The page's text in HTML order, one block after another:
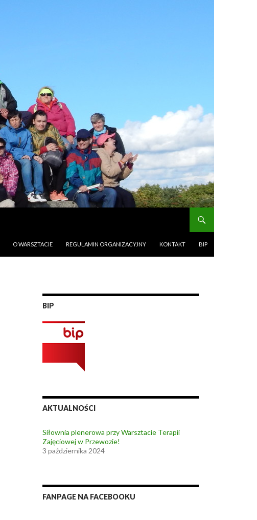
O WARSZTACIE REGULAMIN ORGANIZACYJNY KONTAKT BIP
BIP
AKTUALNOŚCI
Siłownia plenerowa przy Warsztacie Terapii
Zajęciowej w Przewozie!
3 października 2024
FANPAGE NA FACEBOOKU